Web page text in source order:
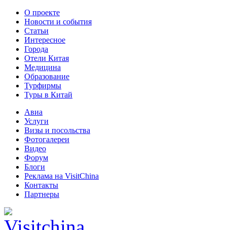
О проекте
Новости и события
Статьи
Интересное
Города
Отели Китая
Медицина
Образование
Турфирмы
Туры в Китай
Авиа
Услуги
Визы и посольства
Фотогалереи
Видео
Форум
Блоги
Реклама на VisitChina
Контакты
Партнеры